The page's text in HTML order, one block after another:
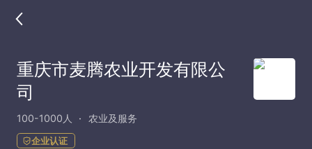
重庆市麦腾农业开发有限公
司
100-1000人 农业及服务
企业认证